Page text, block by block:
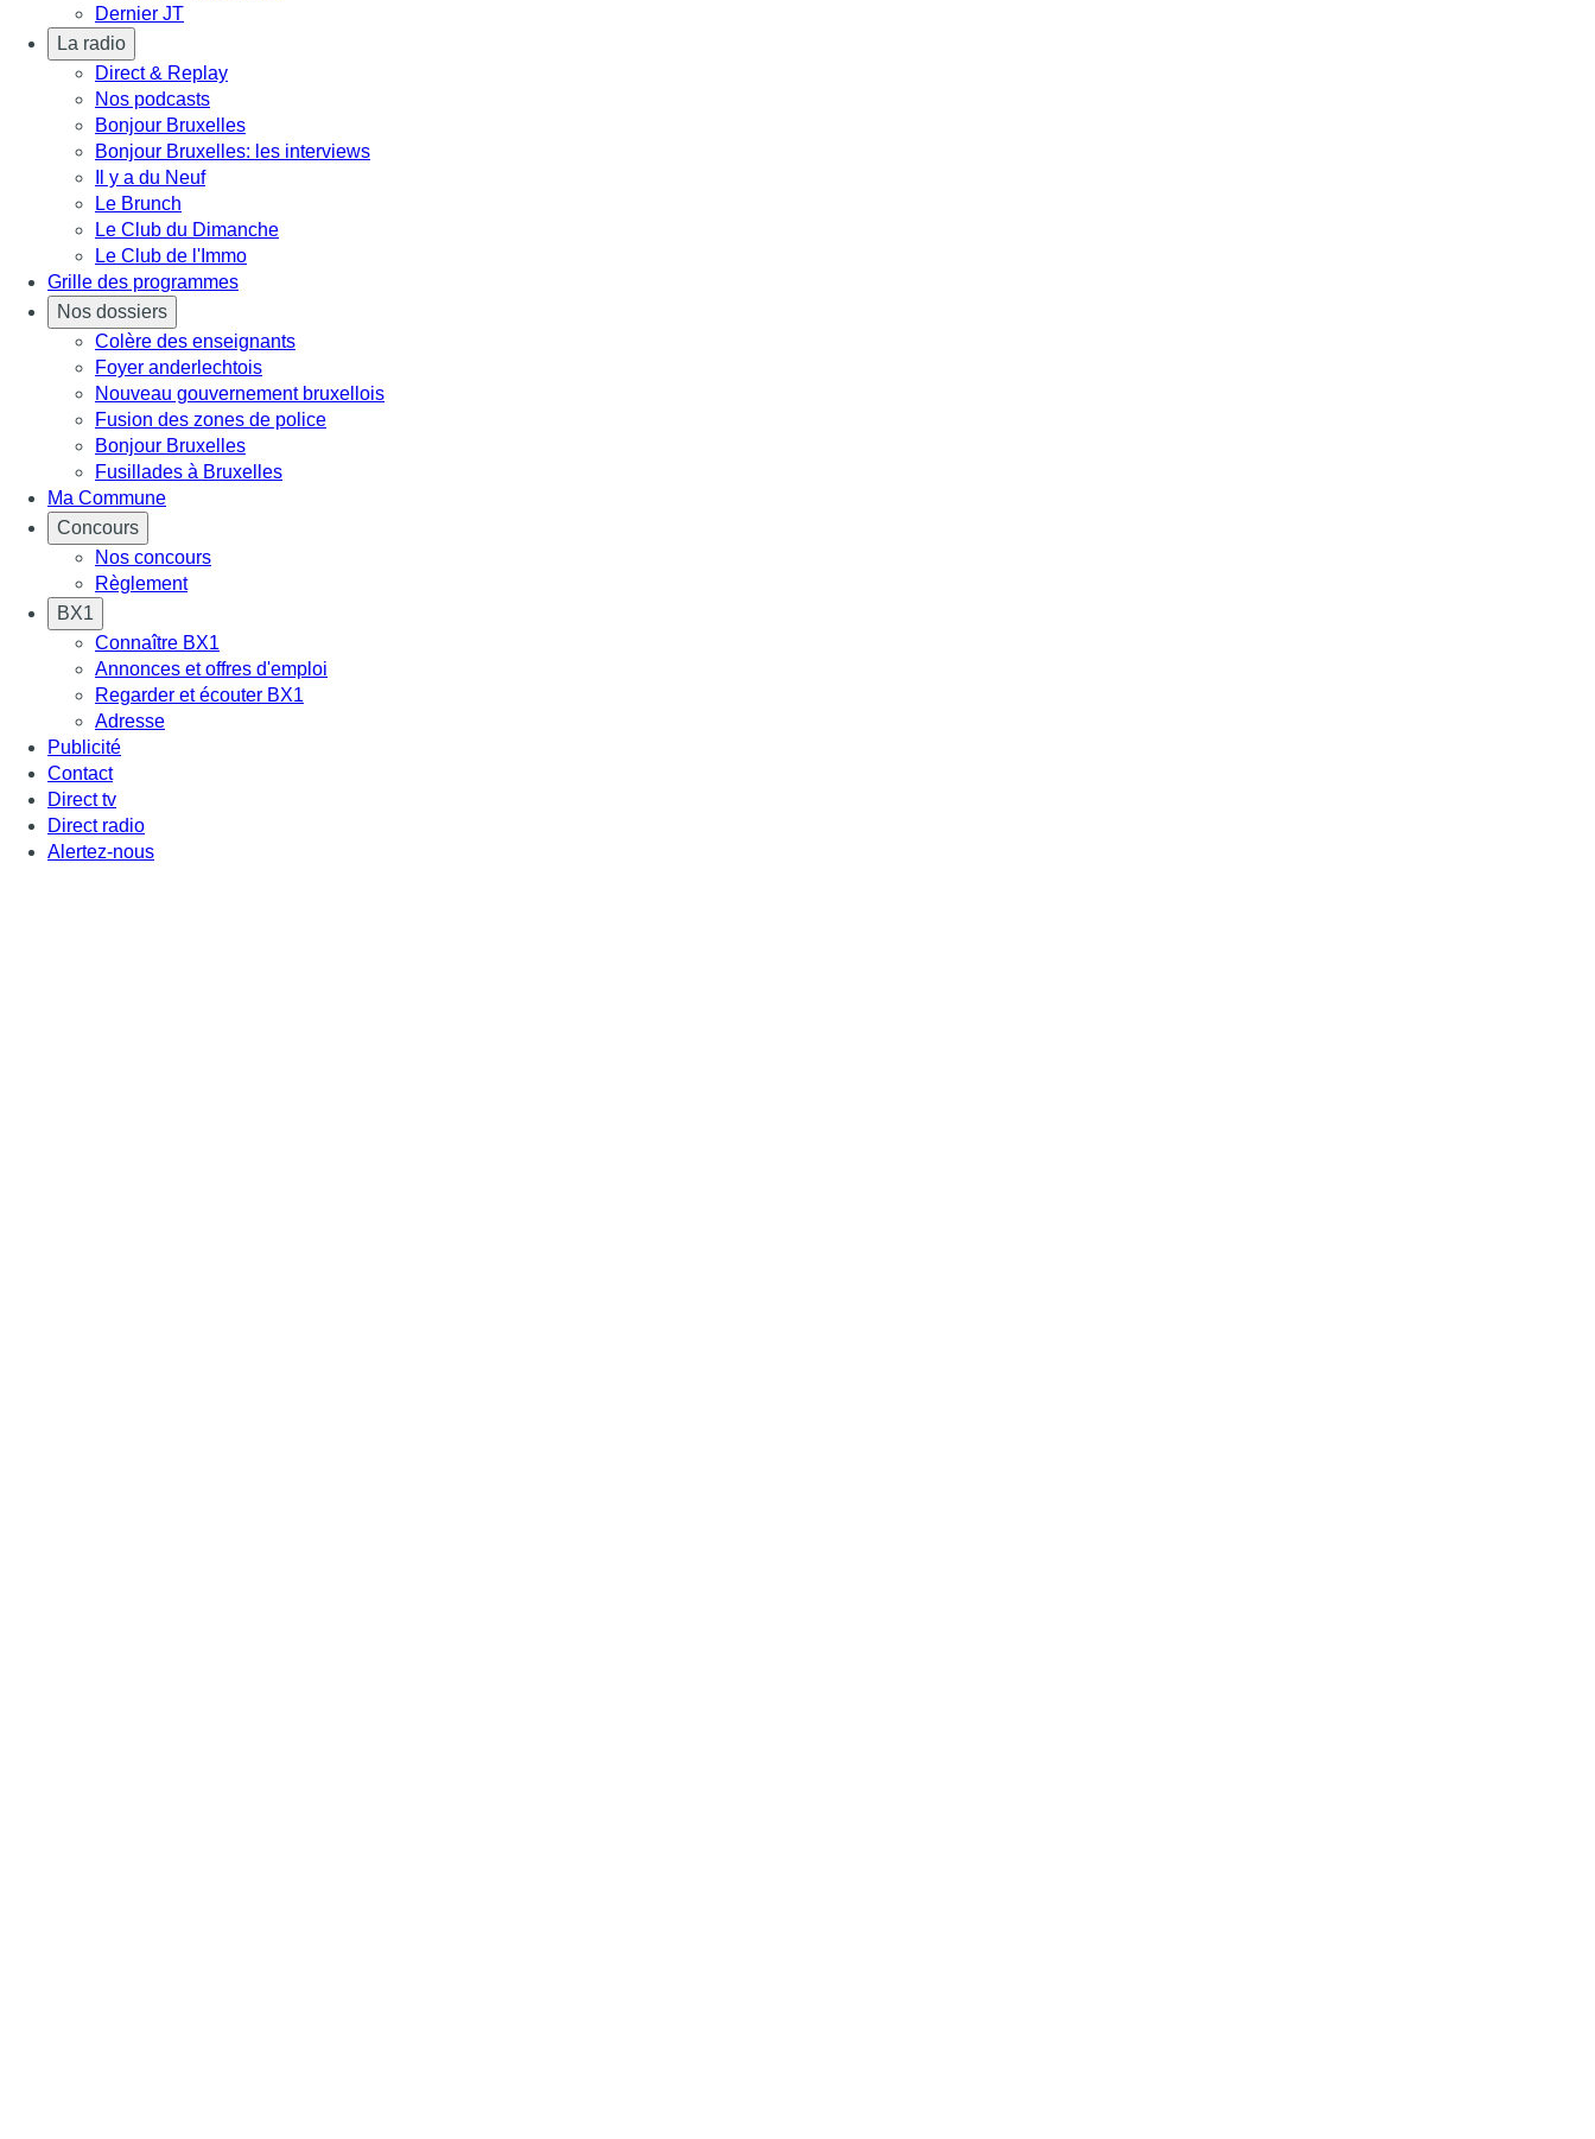
Dernier JT
La radio
Direct & Replay
Nos podcasts
Bonjour Bruxelles
Bonjour Bruxelles: les interviews
Il y a du Neuf
Le Brunch
Le Club du Dimanche
Le Club de l'Immo
Grille des programmes
Nos dossiers
Colère des enseignants
Foyer anderlechtois
Nouveau gouvernement bruxellois
Fusion des zones de police
Bonjour Bruxelles
Fusillades à Bruxelles
Ma Commune
Concours
Nos concours
Règlement
BX1
Connaître BX1
Annonces et offres d'emploi
Regarder et écouter BX1
Adresse
Publicité
Contact
Direct tv
Direct radio
Alertez-nous